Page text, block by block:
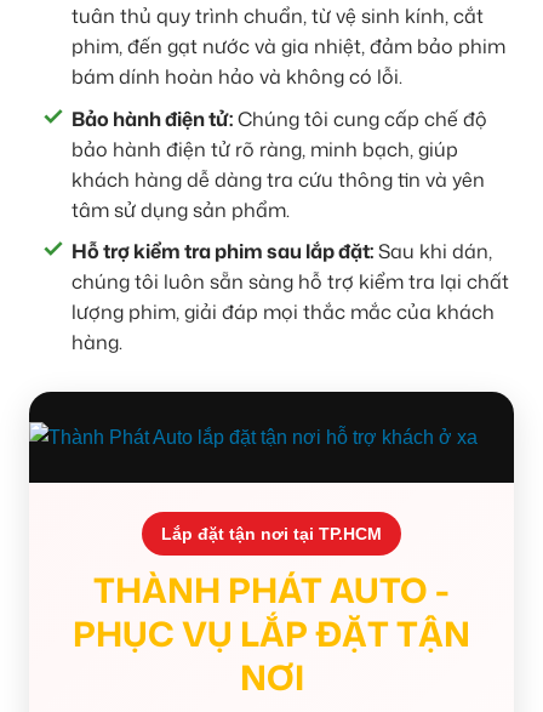
tuân thủ quy trình chuẩn, từ vệ sinh kính, cắt
phim, đến gạt nước và gia nhiệt, đảm bảo phim
bám dính hoàn hảo và không có lỗi.
Bảo hành điện tử:Chúng tôi cung cấp chế độ
bảo hành điện tử rõ ràng, minh bạch, giúp
khách hàng dễ dàng tra cứu thông tin và yên
tâm sử dụng sản phẩm.
Hỗ trợ kiểm tra phim sau lắp đặt:Sau khi dán,
chúng tôi luôn sẵn sàng hỗ trợ kiểm tra lại chất
lượng phim, giải đáp mọi thắc mắc của khách
hàng.
Lắp đặt tận nơi tại TP.HCM
THÀNH PHÁT AUTO -
PHỤC VỤ LẮP ĐẶT TẬN
NƠI